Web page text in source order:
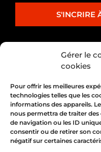
Gérer le
cookies
Pour offrir les meilleures
technologies telles que les
informations des appareils.
nous permettra de traiter
de navigation ou les ID
consentir ou de retirer son
négatif sur certaines
S'INCRIRE